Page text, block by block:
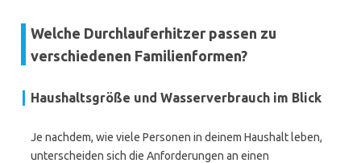
Welche Durchlauferhitzer passen zu
verschiedenen Familienformen?
Haushaltsgröße und Wasserverbrauch im Blick
Je nachdem, wie viele Personen in deinem Haushalt leben,
unterscheiden sich die Anforderungen an einen